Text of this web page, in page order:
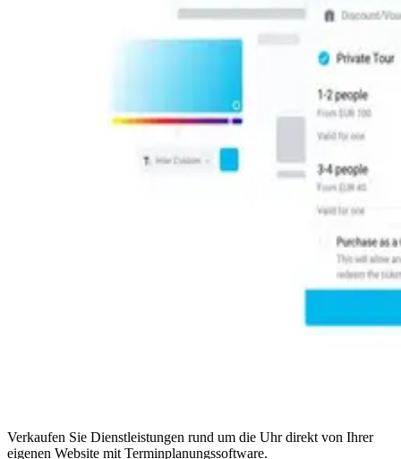
Verkaufen Sie Dienstleistungen rund um die Uhr direkt von Ihrer
eigenen Website mit Terminplanungssoftware.